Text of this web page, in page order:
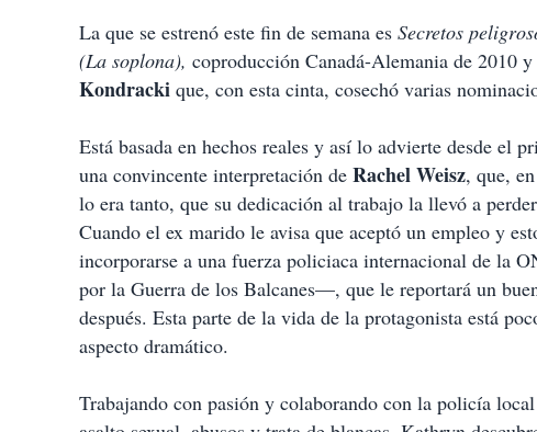
r
La que se estrenó este fin de semana es Secretos
(La soplona), coproducción Canadá-Alemania de 2010
Kondracki que, con esta cinta, cosechó varias
Está basada en hechos reales y así lo advierte desde
una convincente interpretación de Rachel Weisz, que,
lo era tanto, que su dedicación al trabajo la llevó a
Cuando el ex marido le avisa que aceptó un empleo y
incorporarse a una fuerza policiaca internacional de la
por la Guerra de los Balcanes—, que le reportará un
después. Esta parte de la vida de la protagonista está
aspecto dramático.
Trabajando con pasión y colaborando con la policía